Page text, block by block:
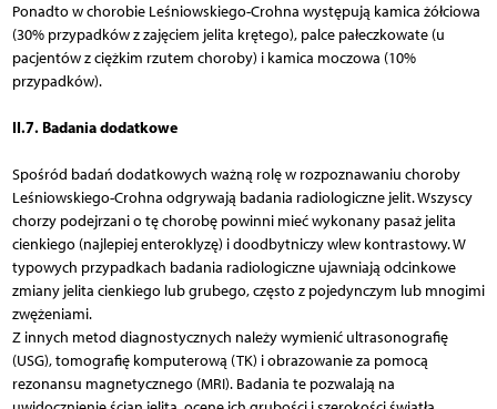
Ponadto w chorobie Leśniowskiego-Crohna występują kamica żółciowa
(30% przypadków z zajęciem jelita krętego), palce pałeczkowate (u
pacjentów z ciężkim rzutem choroby) i kamica moczowa (10%
przypadków).
II.7. Badania dodatkowe
Spośród badań dodatkowych ważną rolę w rozpoznawaniu choroby
Leśniowskiego-Crohna odgrywają badania radiologiczne jelit. Wszyscy
chorzy podejrzani o tę chorobę powinni mieć wykonany pasaż jelita
cienkiego (najlepiej enteroklyzę) i doodbytniczy wlew kontrastowy. W
typowych przypadkach badania radiologiczne ujawniają odcinkowe
zmiany jelita cienkiego lub grubego, często z pojedynczym lub mnogimi
zwężeniami.
Z innych metod diagnostycznych należy wymienić ultrasonografię
(USG), tomografię komputerową (TK) i obrazowanie za pomocą
rezonansu magnetycznego (MRI). Badania te pozwalają na